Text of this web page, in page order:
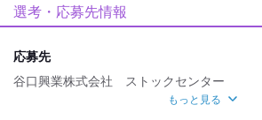
社保あり
選考・応募先情報
応募先
谷口興業株式会社 ストックセンター
もっと見る